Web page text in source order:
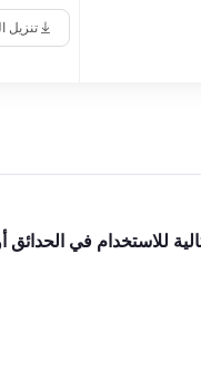
تنزيل
للاستخدام في